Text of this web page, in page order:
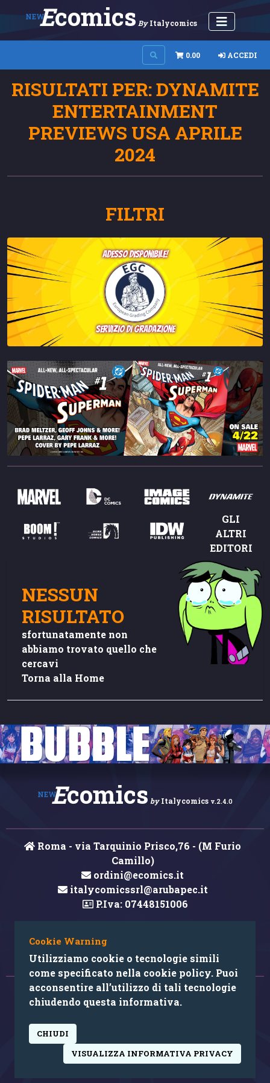
NEWEComics By Italycomics
0.00 ACCEDI
RISULTATI PER: DYNAMITE
ENTERTAINMENT
PREVIEWS USA APRILE
2024
FILTRI
adesso disponibile!
servizio di gradazione
GLI
ALTRI
EDITORI
NESSUN
RISULTATO
sfortunatamente non
abbiamo trovato quello che
cercavi
Torna alla Home
NEWEcomics by Italycomics v.2.4.0
Roma - via Tarquinio Prisco,76 - (M Furio
Camillo)
ordini@ecomics.it
italycomicssrl@arubapec.it
P.Iva: 07448151006
Hai rilevato un errore nei contenuti?
© 2026 Copyright: Ecomics.it by Italycomics Srl
Camera di Commercio di Roma RM REA 1033457
antoninocarella.com
Cookie Warning
Utilizziamo cookie o tecnologie simili
come specificato nella cookie policy. Puoi
acconsentire all’utilizzo di tali tecnologie
chiudendo questa informativa.
CHIUDI
VISUALIZZA INFORMATIVA PRIVACY